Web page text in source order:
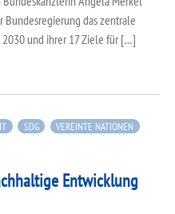
das zentrale
2030 und ihrer 17 Ziele für […]
SDG VEREINTE NATIONEN
Entwicklung